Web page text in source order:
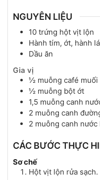
NGUYÊN LIỆU
10 trứng hột vịt lộn
Hành tím, ớt, hành
Dầu ăn
Gia vị
½ muỗng café muối
½ muỗng bột ớt
1,5 muỗng canh
2 muỗng canh
2 muỗng canh nước
CÁC BƯỚC THỰC
Sơ chế
Hột vịt lộn rửa sạch.